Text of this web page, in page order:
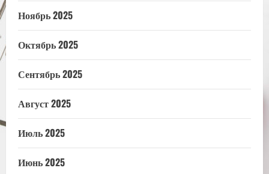
Ноябрь 2025
Октябрь 2025
Сентябрь 2025
Август 2025
Июль 2025
Июнь 2025